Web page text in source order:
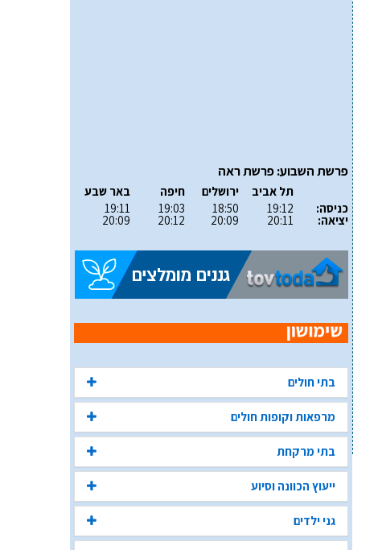
פרשת השבוע: פרשת ראה
כניסה:
יציאה:
תל אביב
19:12
20:11
ירושלים
18:50
20:09
חיפה
19:03
20:12
באר שבע
19:11
20:09
בתי חולים
מרפאות וקופות חולים
בתי מרקחת
ייעוץ הכוונה וסיוע
גני ילדים